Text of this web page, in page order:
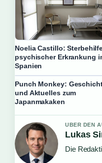
Noelia Castillo:
psychischer Erkrankung
Spanien
Punch Monkey:
und Aktuelles zum
Japanmakaken
UBER DEN
Lukas
Die